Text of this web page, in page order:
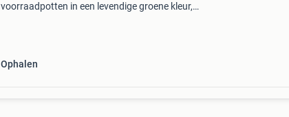
voorraadpotten in een levendige groene kleur,
Ophalen